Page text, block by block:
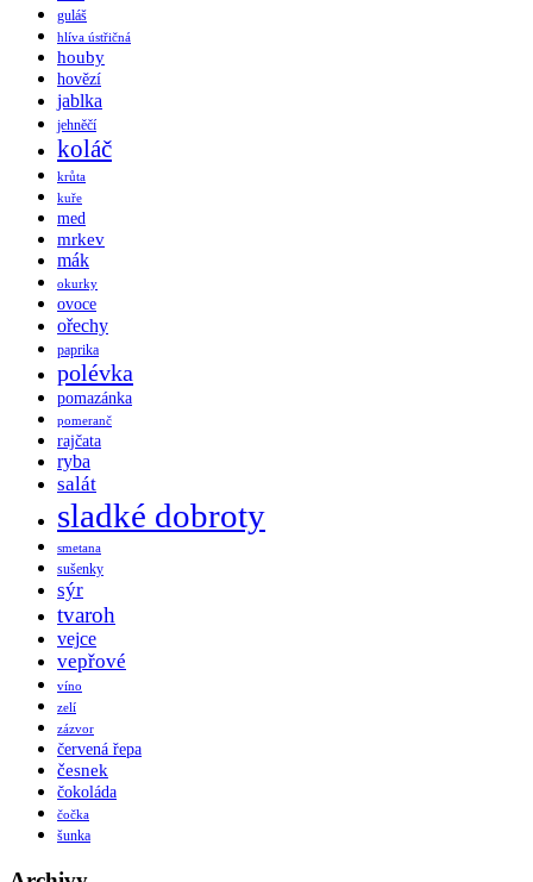
guláš
hlíva ústřičná
houby
hovězí
jablka
jehněčí
koláč
krůta
kuře
med
mrkev
mák
okurky
ovoce
ořechy
paprika
polévka
pomazánka
pomeranč
rajčata
ryba
salát
sladké dobroty
smetana
sušenky
sýr
tvaroh
vejce
vepřové
víno
zelí
zázvor
červená řepa
česnek
čokoláda
čočka
šunka